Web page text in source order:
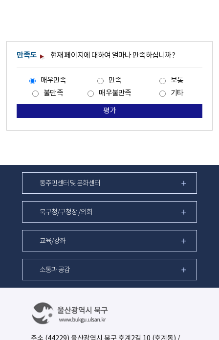
만족도 현재 페이지에 대하여 얼마나 만족하십니까?
매우만족 만족
보통
불만족
매우불만족 기타
평가
동주민센터 및 문화센터
북구청/구청장 /의회
교육/강좌
소통과 공감